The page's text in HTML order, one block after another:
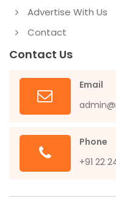
Advertise With Us
Contact
Contact Us
Email
Phone
+91 22